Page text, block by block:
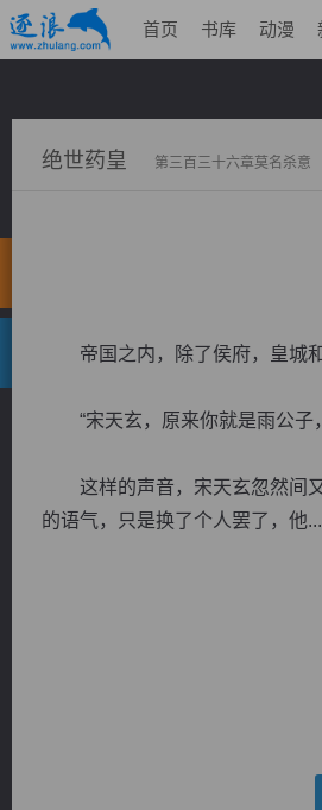
首页 书库 动漫
绝世药皇 第三百三十六章莫名杀意
帝国之内，除了侯府，皇城和
“宋天玄，原来你就是雨公子
这样的声音，宋天玄忽然间又
的语气，只是换了个人罢了，他...